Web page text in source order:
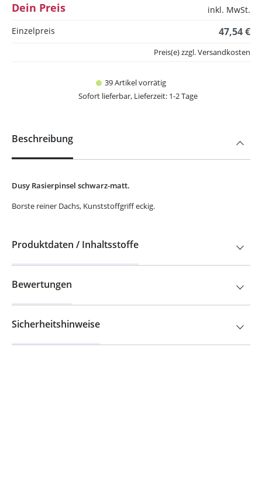
Dein Preis
inkl. MwSt.
Einzelpreis
47,54 €
39 Artikel vorrätig
Sofort lieferbar, Lieferzeit: 1-2 Tage
Preis(e) zzgl. Versandkosten
Beschreibung
Dusy Rasierpinsel schwarz-matt.
Borste reiner Dachs, Kunststoffgriff eckig.
Produktdaten / Inhaltsstoffe
Bewertungen
Sicherheitshinweise